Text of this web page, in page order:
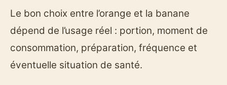
Le bon choix entre l’orange et la banane
dépend de l’usage réel : portion, moment de
consommation, préparation, fréquence et
éventuelle situation de santé.